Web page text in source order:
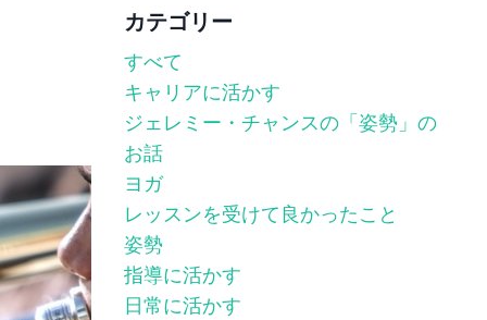
カテゴリー
すべて
キャリアに活かす
ジェレミー・チャンスの「姿勢」の
お話
ヨガ
レッスンを受けて良かったこと
姿勢
指導に活かす
日常に活かす